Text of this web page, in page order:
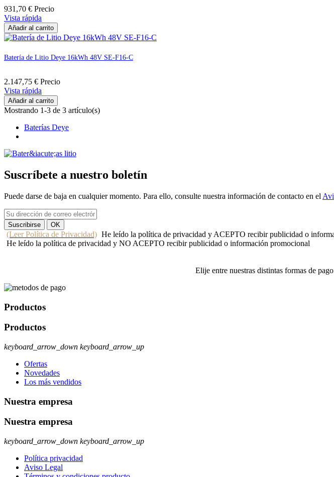
931,70 € Precio
Vista rápida
Añadir al carrito
Batería de Litio Deye 16kWh 48V SE-F16-C
2.147,75 € Precio
Vista rápida
Añadir al carrito
Mostrando 1-3 de 3 artículo(s)
Baterías Deye
Suscríbete a nuestro boletín
Puede darse de baja en cualquier momento. Para ello, consulte nuestra información de contacto en el
(Leer Política de Privacidad) He leído la política de privacidad y ACEPTO recibir publicidad o
He leído la política de privacidad y NO ACEPTO recibir publicidad o información promocional
Elije entre nuestras distintas formas de
Productos
Productos
keyboard_arrow_down keyboard_arrow_up
Ofertas
Novedades
Los más vendidos
Nuestra empresa
Nuestra empresa
keyboard_arrow_down keyboard_arrow_up
Política privacidad
Aviso Legal